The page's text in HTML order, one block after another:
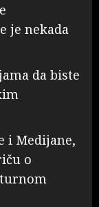
je nekada
da biste
i Medijane,
o